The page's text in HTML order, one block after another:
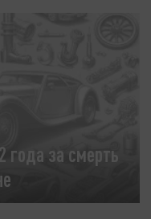
года за смерть